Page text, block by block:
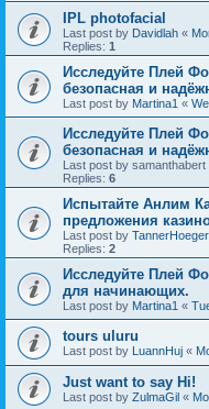
IPL photofacial
Last post by Davidlah «
Replies: 1
Исследуйте Плей
безопасная и
Last post by Martina1 «
Исследуйте Плей
безопасная и
Last post by samanthabert
Replies: 6
Испытайте Анлим
предложения
Last post by TannerHoeger
Replies: 2
Исследуйте Плей
для начинающих.
Last post by Martina1 «
tours uluru
Last post by LuannHuj «
Just want to say Hi!
Last post by ZulmaGil «